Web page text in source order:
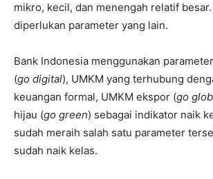
mikro, kecil, dan menengah relatif
diperlukan parameter yang lain.
Bank Indonesia menggunakan
(go digital), UMKM yang terhubung
keuangan formal, UMKM ekspor (go
hijau (go green) sebagai indikator naik
sudah meraih salah satu parameter
sudah naik kelas.